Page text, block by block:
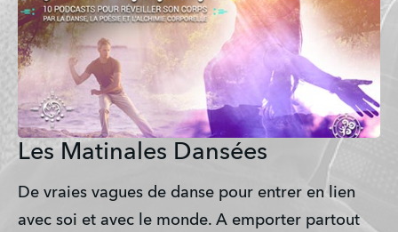
Les Matinales Dansées
De vraies vagues de danse pour entrer en lien
avec soi et avec le monde. A emporter partout